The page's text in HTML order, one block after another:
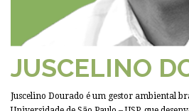
JUSCELINO
Juscelino Dourado é um gestor ambiental